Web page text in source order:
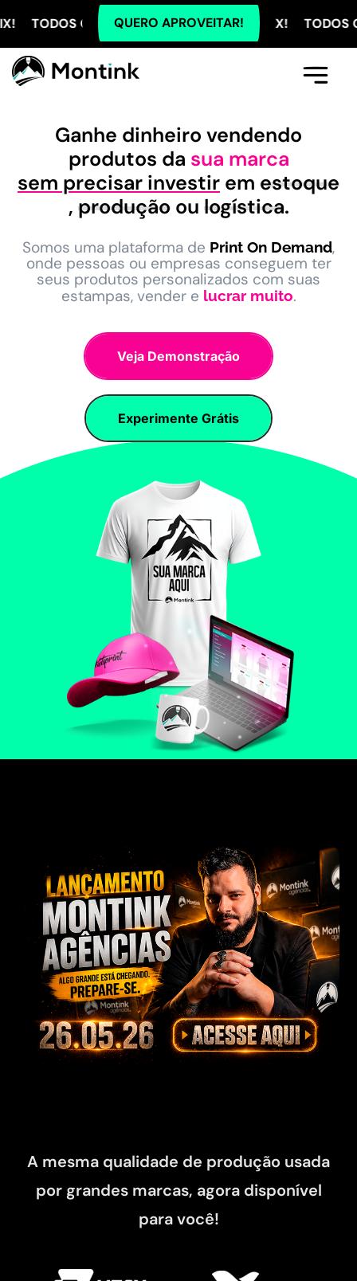
QUERO APROVEITAR!
OS PLANOS COM 5% OFF NO PIX! TODOS OS
Ganhe dinheiro vendendo
produtos da sua marca
sem precisar investir em estoque
, produçãoou logística.
Somos uma plataforma de Print On Demand,
onde pessoas ou empresas conseguem ter
seus produtos personalizados com suas
estampas, vender e lucrar muito.
Veja Demonstração
Experimente Grátis
A mesma qualidade de produção usada
por grandes marcas, agora disponível
para você!